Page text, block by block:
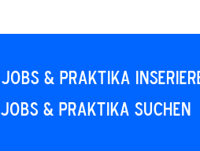
JOBS & PRAKTIKA
JOBS & PRAKTIKA SUCHEN